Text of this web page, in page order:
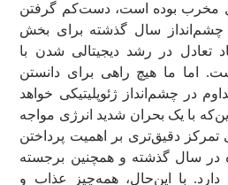
2022 یک سال مخرب بوده است، دست‌کم گرفتن
سال گذشته برای بخش
تعادل در رشد دیجیتالی شدن با
اما ما هیچ راهی برای دانستن
در چشم‌انداز ژئوپلیتیکی خواهد
با یک بحران شدید انرژی مواجه
دقیق‌تری بر اهمیت پرداختن
سال گذشته و همچنین برجسته
با این‌حال، همه‌چیز عذاب و